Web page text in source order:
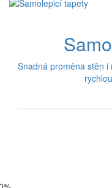
Snadná proměna stěn